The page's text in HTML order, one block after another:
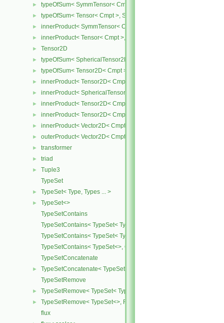
► typeOfSum< SymmTensor< Cmpt >, Tensor< Cmpt > >
► typeOfSum< Tensor< Cmpt >, SymmTensor< Cmpt > >
► innerProduct< SymmTensor< Cmpt >, Tensor< Cmpt > >
► innerProduct< Tensor< Cmpt >, SymmTensor< Cmpt > >
► Tensor2D
► typeOfSum< SphericalTensor2D< Cmpt >, Tensor2D< Cmpt > >
► typeOfSum< Tensor2D< Cmpt >, SphericalTensor2D< Cmpt > >
► innerProduct< Tensor2D< Cmpt >, Tensor2D< Cmpt > >
► innerProduct< SphericalTensor2D< Cmpt >, Tensor2D< Cmpt > >
► innerProduct< Tensor2D< Cmpt >, SphericalTensor2D< Cmpt > >
► innerProduct< Tensor2D< Cmpt >, Vector2D< Cmpt > >
► innerProduct< Vector2D< Cmpt >, Tensor2D< Cmpt > >
► outerProduct< Vector2D< Cmpt >, Vector2D< Cmpt > >
► transformer
► triad
►
Tuple3
TypeSet
► TypeSet< Type, Types ... >
►
TypeSet<>
TypeSetContains
TypeSetContains< TypeSet< Type, Types ... >, OtherType >
TypeSetContains< TypeSet< Type, Types ... >, Type >
TypeSetContains< TypeSet<>, OtherType >
TypeSetConcatenate
►
TypeSetConcatenate< TypeSet< TypesA ... >, TypeSet< TypesB ... >
TypeSetRemove
► TypeSetRemove< TypeSet< Type, Types ... >, RemoveSet >
►
TypeSetRemove< TypeSet<>, RemoveSet >
flux